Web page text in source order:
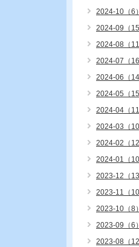
2024-10（6）
2024-09（15
2024-08（11
2024-07（16
2024-06（14
2024-05（15
2024-04（11
2024-03（10
2024-02（12
2024-01（10
2023-12（13
2023-11（10
2023-10（8）
2023-09（6）
2023-08（12